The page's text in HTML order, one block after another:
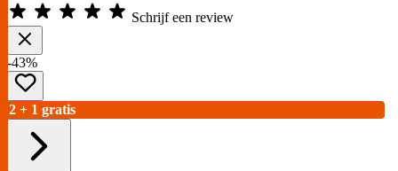
Schrijf een review
-43%
2 + 1 gratis